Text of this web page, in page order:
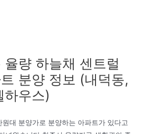
량 하늘채 센트럴
분양 정보 (내덕동,
하우스)
대 분양가로 분양하는 아파트가 있다고